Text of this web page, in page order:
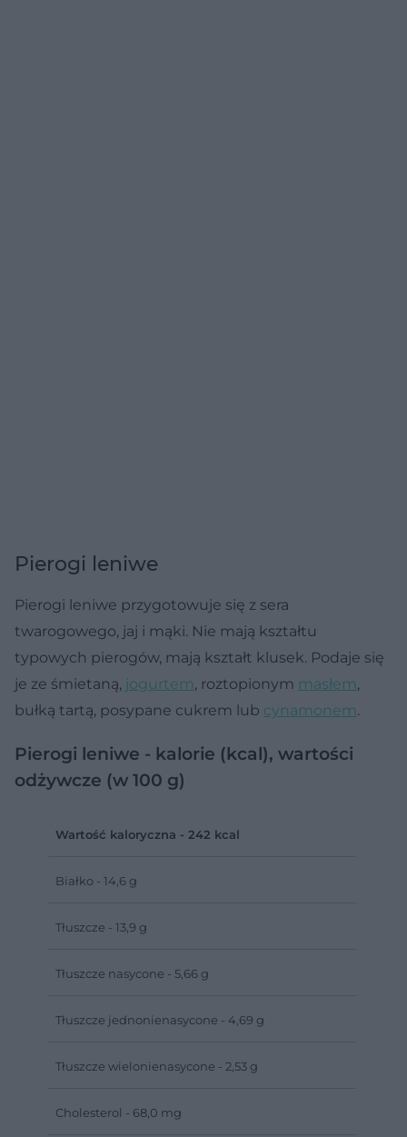
Pierogi leniwe
Pierogi leniwe przygotowuje się z sera
twarogowego, jaj i mąki. Nie mają kształtu
typowych pierogów, mają kształt klusek. Podaje się
je ze śmietaną, jogurtem, roztopionym masłem,
bułką tartą, posypane cukrem lub cynamonem.
Pierogi leniwe - kalorie (kcal), wartości
odżywcze (w 100 g)
Wartość kaloryczna - 242 kcal
Białko - 14,6 g
Tłuszcze - 13,9 g
Tłuszcze nasycone - 5,66 g
Tłuszcze jednonienasycone - 4,69 g
Tłuszcze wielonienasycone - 2,53 g
Cholesterol - 68,0 mg